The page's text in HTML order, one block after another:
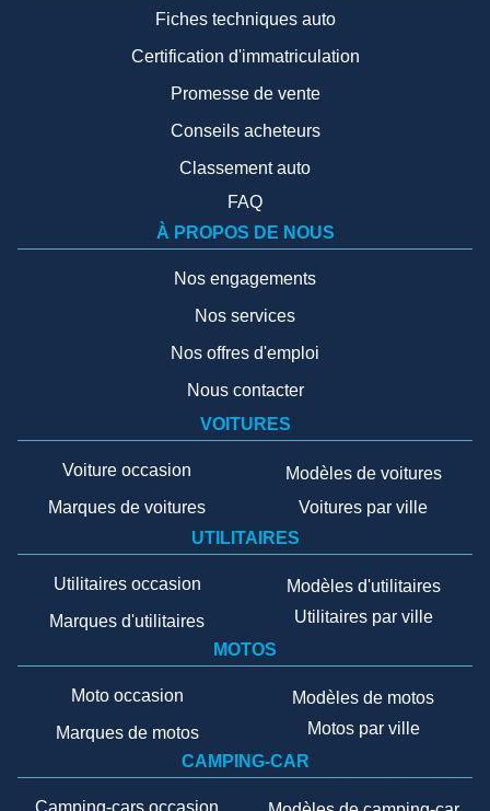
Fiches techniques auto
Certification d'immatriculation
Promesse de vente
Conseils acheteurs
Classement auto
FAQ
À PROPOS DE NOUS
Nos engagements
Nos services
Nos offres d'emploi
Nous contacter
VOITURES
Voiture occasion
Marques de voitures
Modèles de voitures
Voitures par ville
UTILITAIRES
Utilitaires occasion
Marques d'utilitaires
Modèles d'utilitaires
Utilitaires par ville
MOTOS
Moto occasion
Marques de motos
Modèles de motos
Motos par ville
CAMPING-CAR